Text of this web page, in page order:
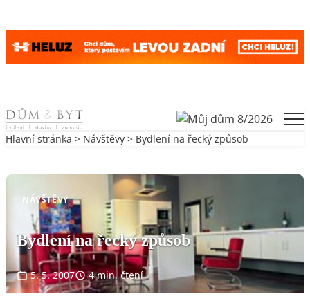
Skip to content
Hlavní stránka > Návštěvy > Bydlení na řecký způsob
NÁVŠTĚVY
Bydlení na řecký způsob
5. 5. 2007 4 min. čtení